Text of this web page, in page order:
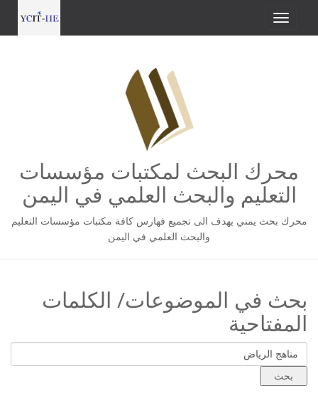
محرك البحث لمكتبات مؤسسات
التعليم والبحث العلمي في اليمن
محرك بحث يمني يهدف الى تجميع فهارس كافة مكتبات مؤسسات التعليم
والبحث العلمي في اليمن
بحث في الموضوعات/ الكلمات
المفتاحية